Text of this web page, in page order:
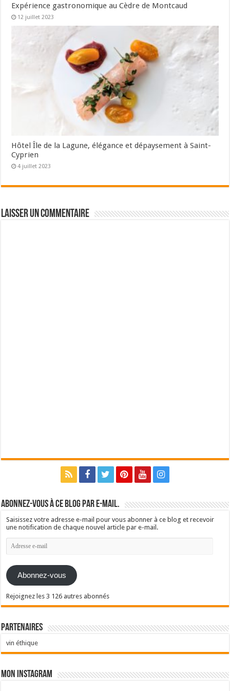
Expérience gastronomique au Cèdre de Montcaud
12 juillet 2023
Hôtel Île de la Lagune, élégance et dépaysement à Saint-
Cyprien
4 juillet 2023
Laisser un commentaire
Abonnez-vous à ce blog par e-mail.
Saisissez votre adresse e-mail pour vous abonner à ce blog et recevoir
une notification de chaque nouvel article par e-mail.
Adresse
e-
Abonnez-vous
Rejoignez les 3 126 autres abonnés
Partenaires
vin éthique
Mon Instagram